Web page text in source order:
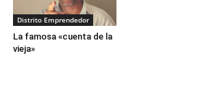
Distrito Emprendedor
La famosa «cuenta de la
vieja»